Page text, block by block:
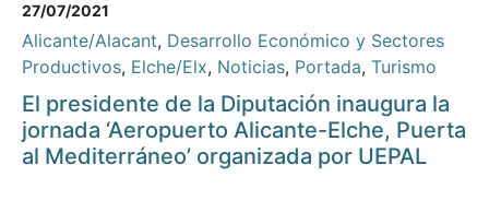
27/07/2021
Alicante/Alacant, Desarrollo Económico y Sectores
Productivos, Elche/Elx, Noticias, Portada, Turismo
El presidente de la Diputación inaugura la
jornada ‘Aeropuerto Alicante-Elche, Puerta
al Mediterráneo’ organizada por UEPAL